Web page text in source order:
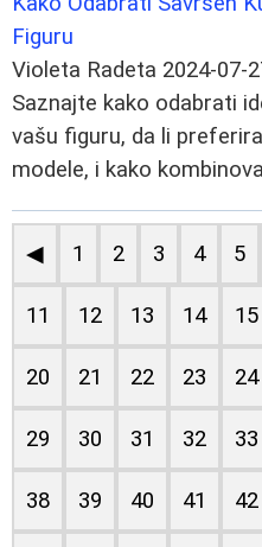
Figuru
Violeta Radeta 2024-07-
Saznajte kako odabrati
vašu figuru, da li
modele, i kako
◀ 1 2 3 4 5
11 12 13 14 15
20 21 22 23 24
29 30 31 32 33
38 39 40 41 42